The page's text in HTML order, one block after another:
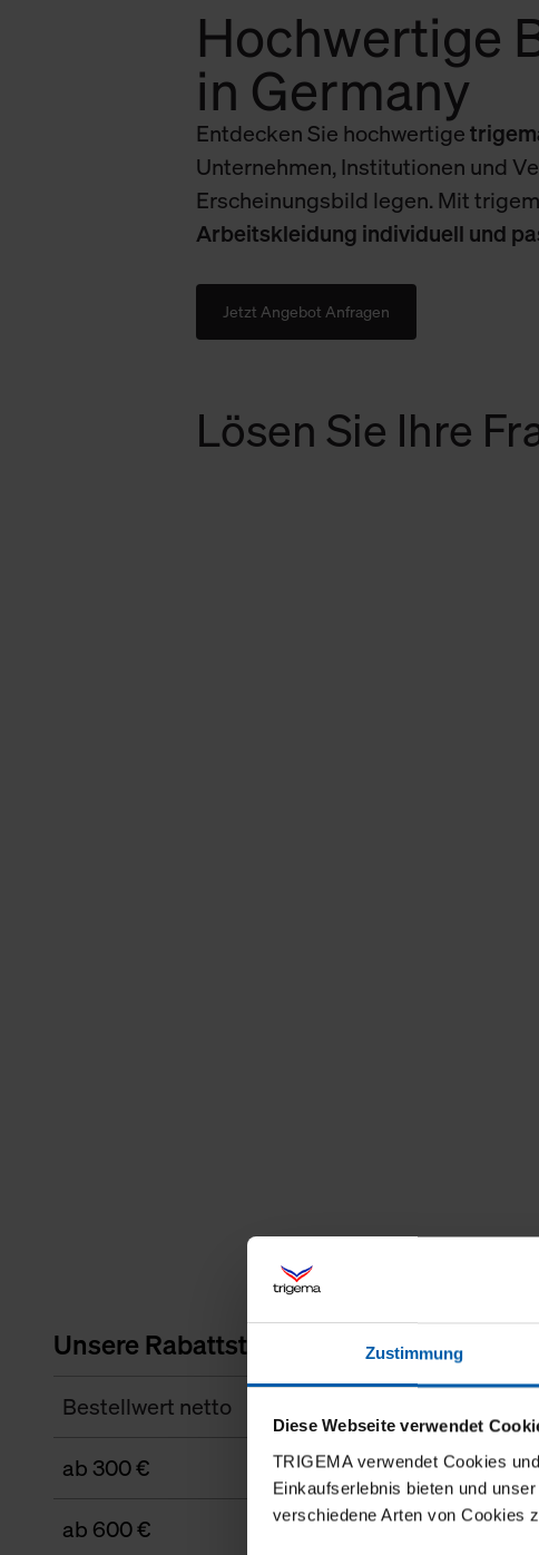
Zustimmung
Diese Webseite verwendet
TRIGEMA verwendet Cookies
Einkaufserlebnis bieten und
verschiedene Arten von Cookies
Hochwertige
in Germany
Entdecken Sie hochwertige
Unternehmen, Institutionen und
Erscheinungsbild legen. Mit
Arbeitskleidung individuell und
Jetzt Angebot Anfragen
Lösen Sie Ihre
Unsere Rabattstaffel
Bestellwert netto
ab 300 €
ab 600 €